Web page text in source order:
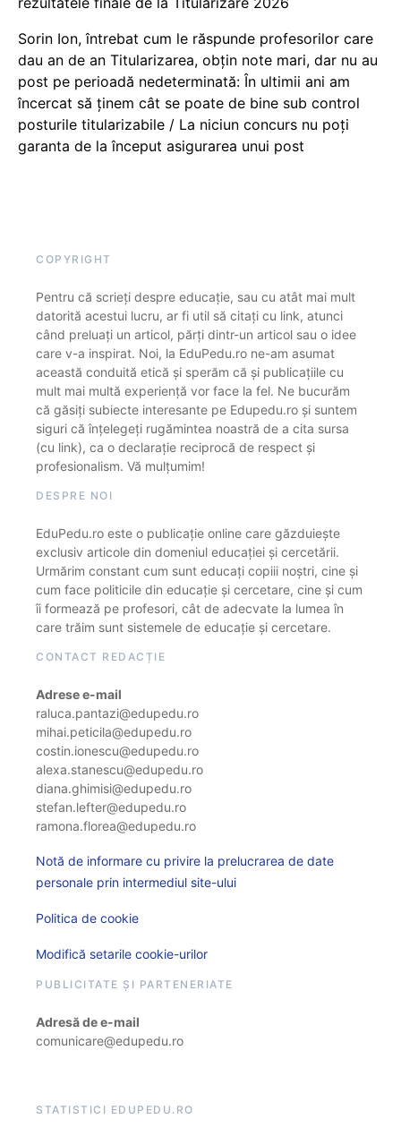
Sorin Ion, întrebat cum le răspunde profesorilor care
dau an de an Titularizarea, obțin note mari, dar nu au
post pe perioadă nedeterminată: În ultimii ani am
încercat să ținem cât se poate de bine sub control
posturile titularizabile / La niciun concurs nu poți
garanta de la început asigurarea unui post
COPYRIGHT
Pentru că scrieți despre educație, sau cu atât mai mult
datorită acestui lucru, ar fi util să citați cu link, atunci
când preluați un articol, părți dintr-un articol sau o idee
care v-a inspirat. Noi, la EduPedu.ro ne-am asumat
această conduită etică și sperăm că și publicațiile cu
mult mai multă experiență vor face la fel. Ne bucurăm
că găsiți subiecte interesante pe Edupedu.ro și suntem
siguri că înțelegeți rugămintea noastră de a cita sursa
(cu link), ca o declarație reciprocă de respect și
profesionalism. Vă mulțumim!
DESPRE NOI
EduPedu.ro este o publicație online care găzduiește
exclusiv articole din domeniul educației și cercetării.
Urmărim constant cum sunt educați copiii noștri, cine și
cum face politicile din educație și cercetare, cine și cum
îi formează pe profesori, cât de adecvate la lumea în
care trăim sunt sistemele de educație și cercetare.
CONTACT REDACȚIE
Adrese e-mail
raluca.pantazi@edupedu.ro
mihai.peticila@edupedu.ro
costin.ionescu@edupedu.ro
alexa.stanescu@edupedu.ro
diana.ghimisi@edupedu.ro
stefan.lefter@edupedu.ro
ramona.florea@edupedu.ro
Notă de informare cu privire la prelucrarea de date
personale prin intermediul site-ului
Politica de cookie
Modifică setarile cookie-urilor
PUBLICITATE ȘI PARTENERIATE
Adresă de e-mail
comunicare@edupedu.ro
STATISTICI EDUPEDU.RO